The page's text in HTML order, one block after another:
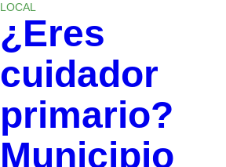
LOCAL
¿Eres
cuidador
primario?
Municipio